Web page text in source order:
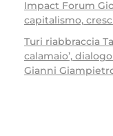
Impact Forum
capitalismo,
Turi riabbraccia
calamaio’,
Gianni